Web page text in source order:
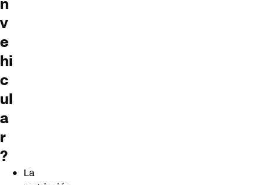
n
v
e
hi
c
ul
a
r
?
La